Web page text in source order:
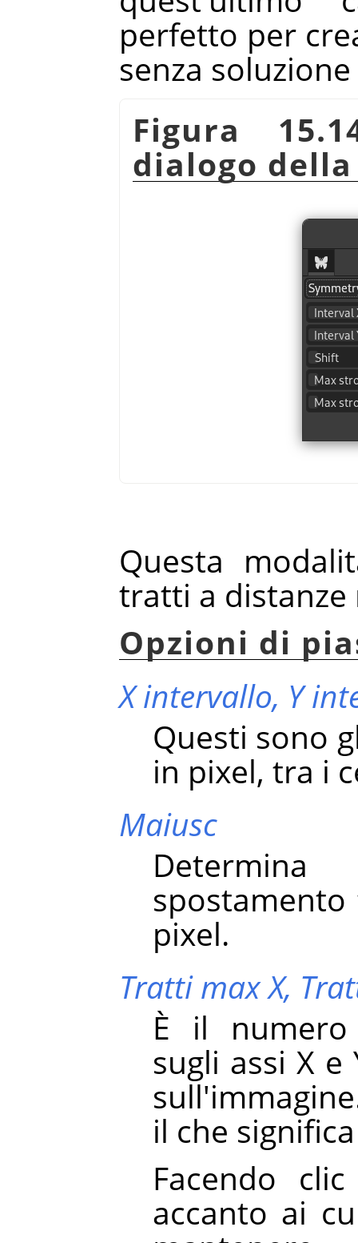
perfetto per
senza
Figura
dialogo
Questa
tratti a distanze
Opzioni di
X intervallo, Y
Questi sono
in pixel, tra i
Maiusc
pixel.
Tratti max X,
È il numero
sugli assi X
il che
Facendo
accanto ai